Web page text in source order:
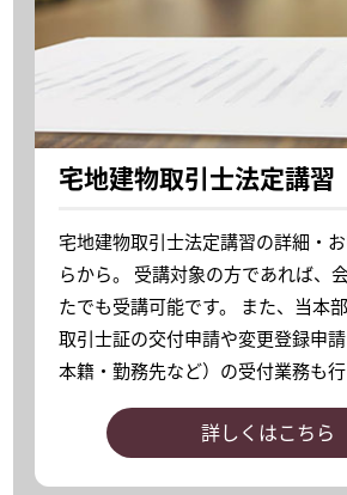
宅地建物取引士法定講習
宅地建物取引士法定講習の詳細・
らから。 受講対象の方であれば、
たでも受講可能です。 また、当本
取引士証の交付申請や変更登録申
本籍・勤務先など）の受付業務も行
詳しくはこちら